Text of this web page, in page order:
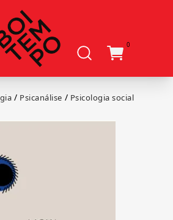
0
/ Psicanálise / Psicologia social